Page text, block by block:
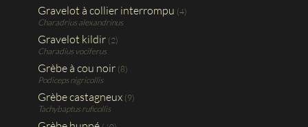
Gravelot à collier interrompu (4)
Charadrius alexandrinus
Gravelot kildir (2)
Charadius vociferus
Grèbe à cou noir (8)
Podiceps nigricollis
Grèbe castagneux (9)
Tachybaptus ruficollis